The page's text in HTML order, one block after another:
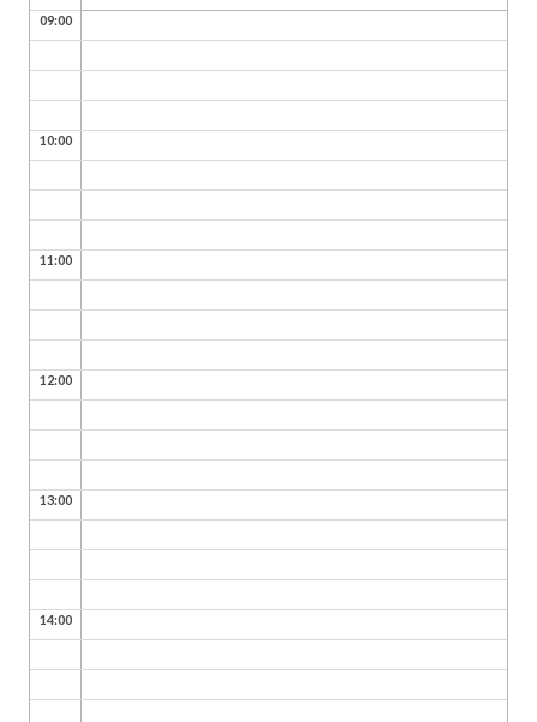
09:00
10:00
11:00
12:00
13:00
14:00